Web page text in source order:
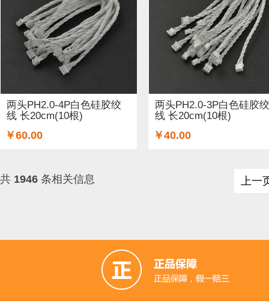
两头PH2.0-4P白色硅胶绞
线 长20cm(10根)
￥60.00
两头PH2.0-3P白色硅胶绞
线 长20cm(10根)
￥40.00
共 1946 条相关信息 上一